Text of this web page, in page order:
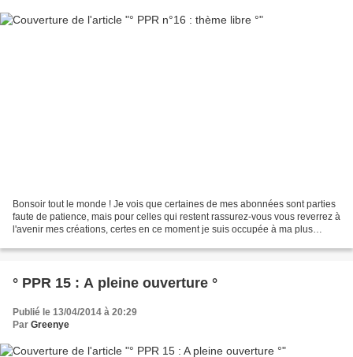
Bonsoir tout le monde ! Je vois que certaines de mes abonnées sont parties
faute de patience, mais pour celles qui restent rassurez-vous vous reverrez à
l'avenir mes créations, certes en ce moment je suis occupée à ma plus
° PPR 15 : A pleine ouverture °
Publié le 13/04/2014 à 20:29
Par Greenye